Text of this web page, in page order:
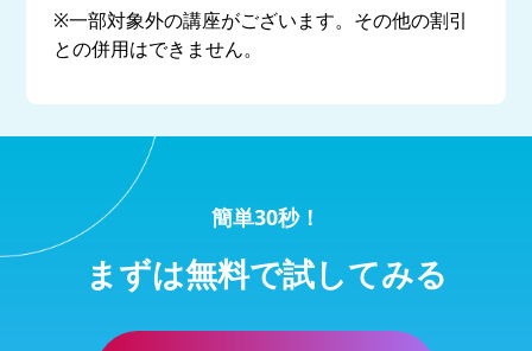
※一部対象外の講座がございます。その他の割引
との併用はできません。
簡単30秒！
まずは無料で試してみる